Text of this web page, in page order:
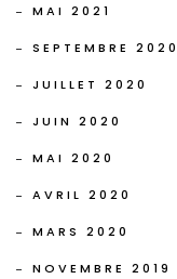
MAI 2021
SEPTEMBRE 2020
JUILLET 2020
JUIN 2020
MAI 2020
AVRIL 2020
MARS 2020
NOVEMBRE 2019